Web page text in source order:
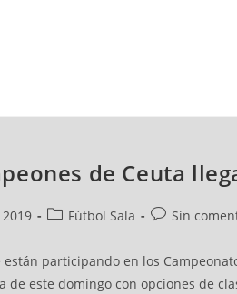
de Ceuta
Fútbol Sala Sin
están participando en los
de este domingo con opciones de